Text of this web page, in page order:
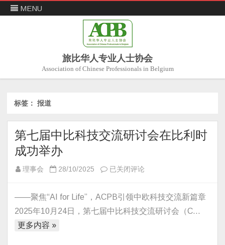
MENU
旅比华人专业人士协会
Association of Chinese Professionals in Belgium
Skip
标签： 报道
第七届中比科技交流研讨会在比利时
成功举办
理事会 28/10/2025
第
届
中
已关闭评论
——聚焦“AI for Life”，ACPB引领中欧科技交流新篇章
2025年10月24日，第七届中比科技交流研讨会（C…
更多内容 »